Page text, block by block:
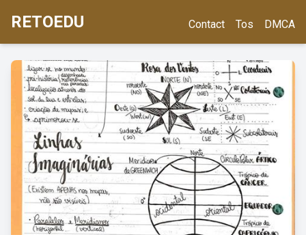
RETOEDU Contact Tos DMCA